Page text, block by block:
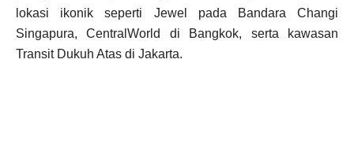
lokasi ikonik seperti Jewel pada Bandara Changi
Singapura, CentralWorld di Bangkok, serta kawasan
Transit Dukuh Atas di Jakarta.